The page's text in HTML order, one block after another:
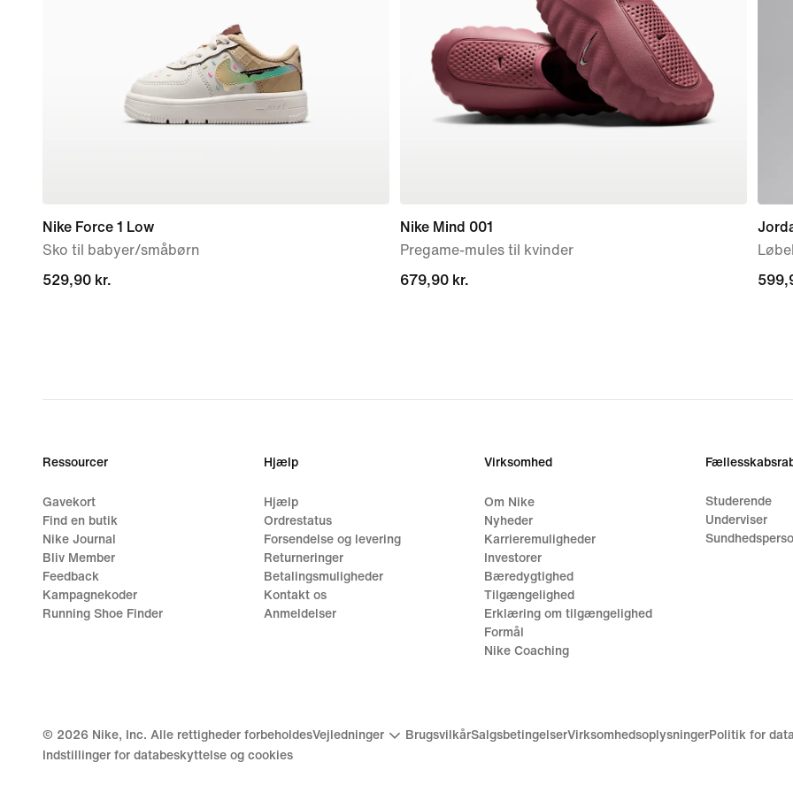
Nike Force 1 Low
Sko til babyer/småbørn
529,90 kr.
529,90 kr.
Nike Mind 001
Pregame-mules til kvinder
679,90 kr.
679,90 kr.
Ressourcer
Gavekort
Find en butik
Nike Journal
Bliv Member
Feedback
Kampagnekoder
Running Shoe Finder
Hjælp
Hjælp
Ordrestatus
Forsendelse og levering
Returneringer
Betalingsmuligheder
Kontakt os
Anmeldelser
Virksomhed
Om Nike
Nyheder
Karrieremuligheder
Investorer
Bæredygtighed
Tilgængelighed
Erklæring om tilgængelighed
Formål
Nike Coaching
Studerende
Underviser
© 2026 Nike, Inc. Alle rettigheder forbeholdesVejledninger BrugsvilkårSalgsbetingelserVirksomhedsoplysningerPolitik for
Indstillinger for databeskyttelse og cookies